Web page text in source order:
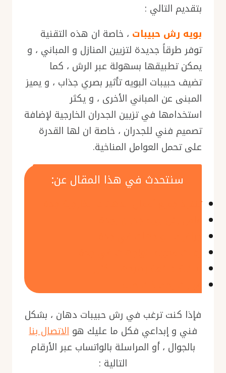
بتقديم التالي :
بويه رش حبيبات ، خاصة ان هذه التقنية
توفر طرقاً جديدة لتزيين المنازل و المباني ، و
يمكن تطبيقها بسهولة عبر الرش ، كما
تضيف حبيبات البويه تأثير بصري جذاب ، و يميز
المبنى عن المباني الأخرى ، و يكثر
استخدامها في تزيين الجدران الخارجية لإضافة
تصميم فني للجدران ، خاصة ان لها القدرة
على تحمل العوامل المناخية.
سنتحدث في هذا المقال عن:
فإذا كنت ترغب في رش حبيبات دهان ، بشكل
فني و إبداعي فكل ما عليك هو الاتصال بنا
بالجوال ، أو المراسلة بالواتساب عبر الأرقام
التالية :